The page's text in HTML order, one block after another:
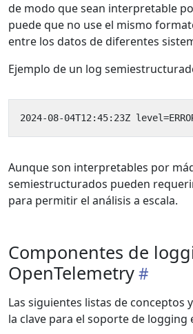
de modo que sean interpretable
puede que no use el mismo
entre los datos de diferentes
Ejemplo de un log
Aunque son interpretables por
semiestructurados pueden
para permitir el análisis a escala.
Componentes de
OpenTelemetry
Las siguientes listas de conceptos
la clave para el soporte de logging